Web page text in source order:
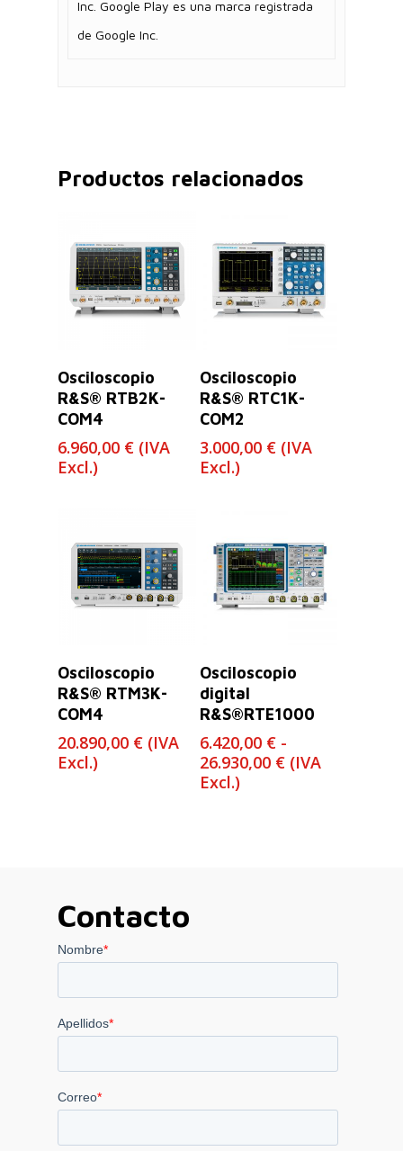
Inc. Google Play es una marca registrada
de Google Inc.
Productos relacionados
Osciloscopio
R&S® RTB2K-
COM4
6.960,00 € (IVA
Excl.)
Osciloscopio
R&S® RTC1K-
COM2
3.000,00 € (IVA
Excl.)
Leer Más
Osciloscopio
R&S® RTM3K-
COM4
20.890,00 € (IVA
Excl.)
Seleccionar
Opciones
Osciloscopio
digital
R&S®RTE1000
6.420,00 € -
26.930,00 €Rango
(IVA
Excl.)
Contacto